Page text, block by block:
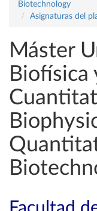
Biotechnology
Asignaturas del
Máster
Biofísica